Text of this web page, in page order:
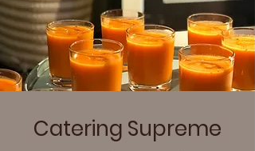
Catering Supreme